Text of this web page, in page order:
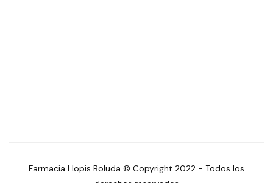
Farmacia Llopis Boluda © Copyright 2022 - Todos los